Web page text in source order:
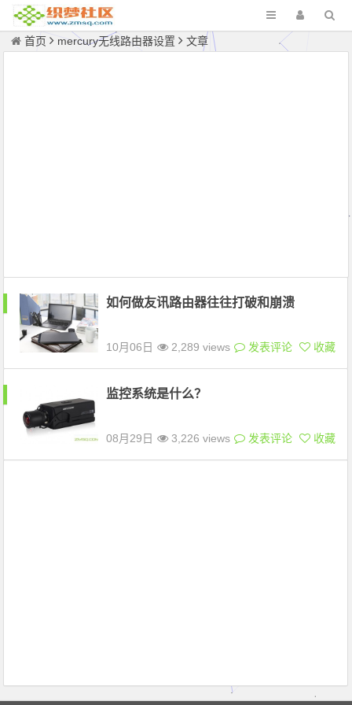
首页 mercury无线路由器设置 文章
如何做友讯路由器往往打破和崩溃
10月06日 2,289 views 发表评论 收藏
监控系统是什么？
08月29日 3,226 views 发表评论 收藏